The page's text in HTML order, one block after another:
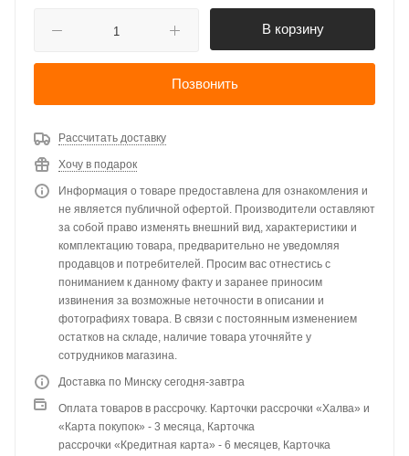
В корзину
Позвонить
Рассчитать доставку
Хочу в подарок
Информация о товаре предоставлена для ознакомления и
не является публичной офертой. Производители оставляют
за собой право изменять внешний вид, характеристики и
комплектацию товара, предварительно не уведомляя
продавцов и потребителей. Просим вас отнестись с
пониманием к данному факту и заранее приносим
извинения за возможные неточности в описании и
фотографиях товара. В связи с постоянным изменением
остатков на складе, наличие товара уточняйте у
сотрудников магазина.
Доставка по Минску сегодня-завтра
Оплата товаров в рассрочку. Карточки рассрочки «Халва» и
«Карта покупок» - 3 месяца, Карточка
рассрочки «Кредитная карта» - 6 месяцев, Карточка